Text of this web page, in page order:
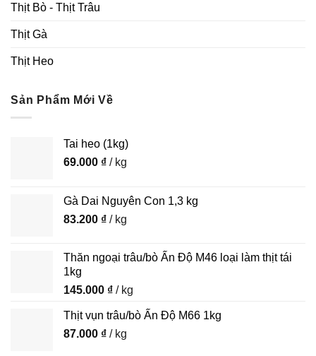
Thịt Bò - Thịt Trâu
Thịt Gà
Thịt Heo
Sản Phẩm Mới Về
Tai heo (1kg)
69.000 ₫ / kg
Gà Dai Nguyên Con 1,3 kg
83.200 ₫ / kg
Thăn ngoại trâu/bò Ấn Độ M46 loại làm thịt tái
1kg
145.000 ₫ / kg
Thịt vụn trâu/bò Ấn Độ M66 1kg
87.000 ₫ / kg